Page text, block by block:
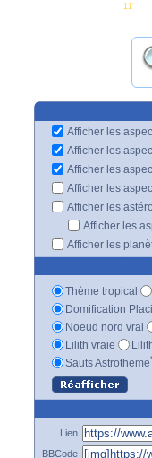
11'
Afficher les
Afficher les
Afficher les
Afficher les
Afficher les
Afficher les
Afficher les
Thème tropical
Domification
Noeud nord vrai
Lilith vraie
Sauts Astrotheme
Lien
BBCode